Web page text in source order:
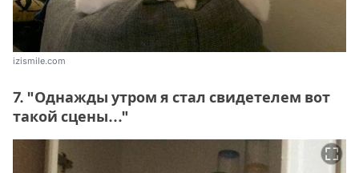
izismile.com
7. "Однажды утром я стал свидетелем вот
такой сцены..."